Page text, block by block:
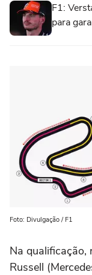
F1:
para
Foto: Divulgação / F1
Na qualificação,
Russell